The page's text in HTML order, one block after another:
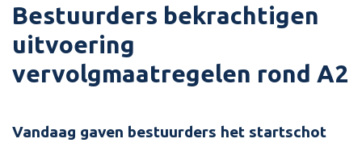
Bestuurders bekrachtigen
uitvoering
vervolgmaatregelen rond A2
Vandaag gaven bestuurders het startschot